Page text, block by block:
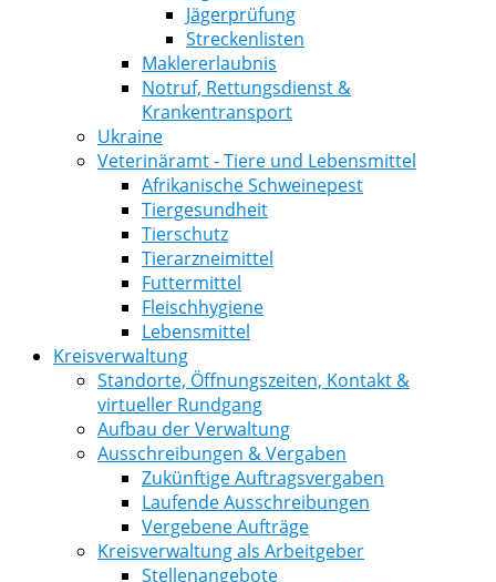
Jägerprüfung
Streckenlisten
Maklererlaubnis
Notruf, Rettungsdienst &
Krankentransport
Ukraine
Veterinäramt - Tiere und Lebensmittel
Afrikanische Schweinepest
Tiergesundheit
Tierschutz
Tierarzneimittel
Futtermittel
Fleischhygiene
Lebensmittel
Kreisverwaltung
Standorte, Öffnungszeiten, Kontakt &
virtueller Rundgang
Aufbau der Verwaltung
Ausschreibungen & Vergaben
Zukünftige Auftragsvergaben
Laufende Ausschreibungen
Vergebene Aufträge
Kreisverwaltung als Arbeitgeber
Stellenangebote